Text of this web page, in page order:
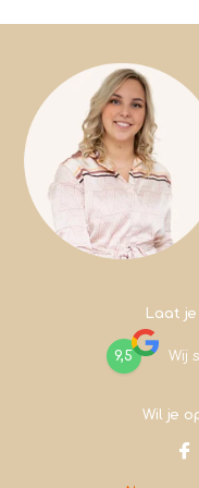
Laat
9,5 Wij
Wil je